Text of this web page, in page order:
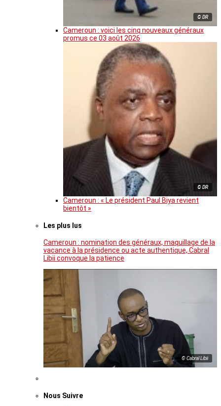
© DR
Cameroun : voici les cinq nouveaux généraux
promus ce 03 août 2026
© DR
Cameroun : « Le président Paul Biya revient
bientôt »
Les plus lus
Cameroun : nomination des généraux, maquillage de la
vacance à la présidence ou acte authentique, Cabral
Libii convoque la patience
© Cabral Libii
Nous Suivre